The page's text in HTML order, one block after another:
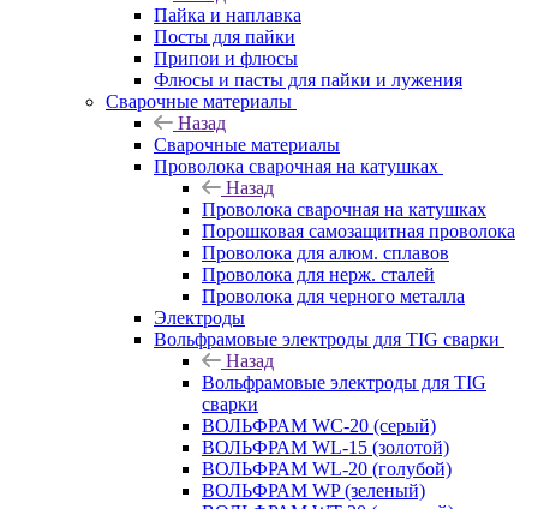
Пайка и наплавка
Посты для пайки
Припои и флюсы
Флюсы и пасты для пайки и лужения
Сварочные материалы
Назад
Сварочные материалы
Проволока сварочная на катушках
Назад
Проволока сварочная на катушках
Порошковая самозащитная проволока
Проволока для алюм. сплавов
Проволока для нерж. сталей
Проволока для черного металла
Электроды
Вольфрамовые электроды для TIG сварки
Назад
Вольфрамовые электроды для TIG
сварки
ВОЛЬФРАМ WC-20 (серый)
ВОЛЬФРАМ WL-15 (золотой)
ВОЛЬФРАМ WL-20 (голубой)
ВОЛЬФРАМ WP (зеленый)